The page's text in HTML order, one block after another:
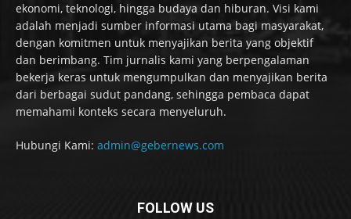
ekonomi, teknologi, hingga budaya dan hiburan. Visi kami
adalah menjadi sumber informasi utama bagi masyarakat,
dengan komitmen untuk menyajikan berita yang objektif
dan berimbang. Tim jurnalis kami yang berpengalaman
bekerja keras untuk mengumpulkan dan menyajikan berita
dari berbagai sudut pandang, sehingga pembaca dapat
memahami konteks secara menyeluruh.
Hubungi Kami: admin@gebernews.com
FOLLOW US